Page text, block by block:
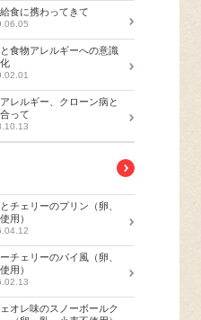
食に携わってきて
食物アレルギーへの意識
レルギー、クローン病と
って
チェリーのプリン（卵、
用）
チェリーのパイ風（卵、
用）
オレ味のスノーボールク